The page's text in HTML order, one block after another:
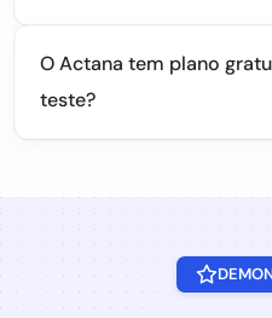
O Actana tem plano
teste?